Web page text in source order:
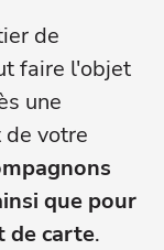
de
faire l'objet
une
votre
que pour
de carte.